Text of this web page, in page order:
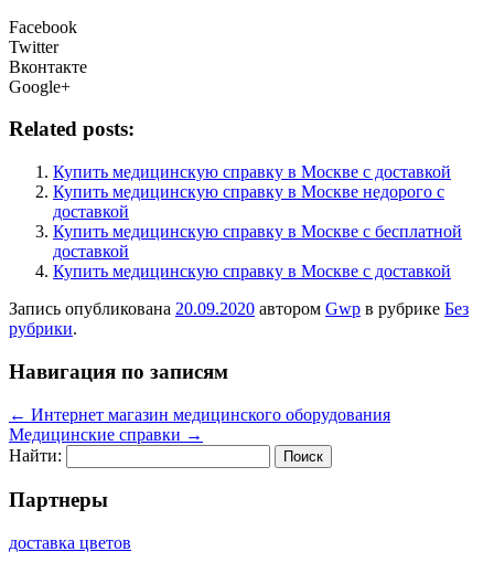
Facebook
Twitter
Вконтакте
Google+
Related posts:
Купить медицинскую справку в Москве с доставкой
Купить медицинскую справку в Москве недорого с
доставкой
Купить медицинскую справку в Москве с бесплатной
доставкой
Купить медицинскую справку в Москве с доставкой
Запись опубликована 20.09.2020 автором Gwp в рубрике Без
рубрики.
Навигация по записям
← Интернет магазин медицинского оборудования
Медицинские справки →
Найти:
Партнеры
доставка цветов